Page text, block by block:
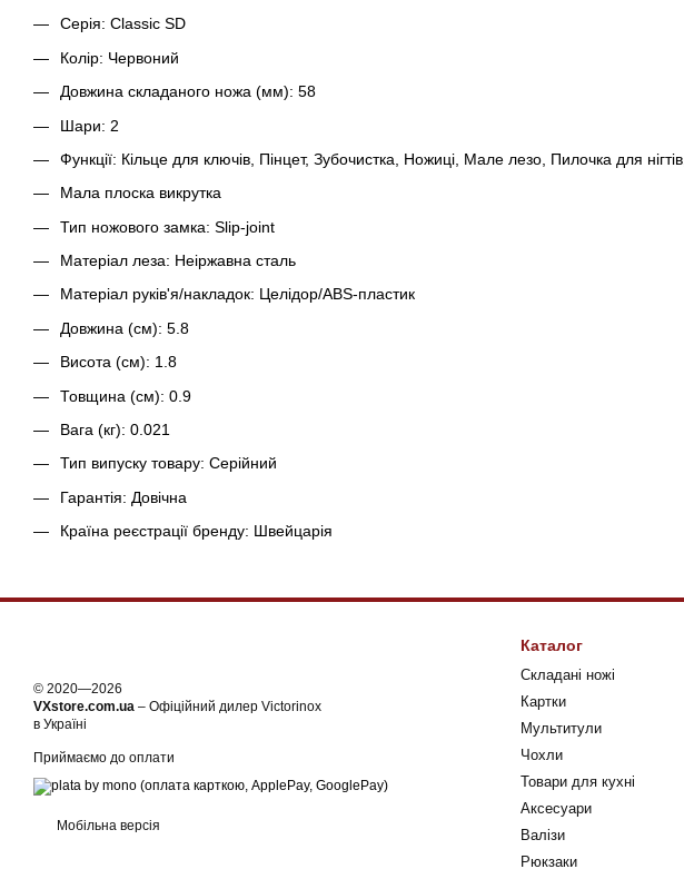
Серія: Classic SD
Колір: Червоний
Довжина складаного ножа (мм): 58
Шари: 2
Функції: Кільце для ключів, Пінцет, Зубочистка, Ножиці, Мале лезо, Пилочка для нігтів,
Мала плоска викрутка
Тип ножового замка: Slip-joint
Матеріал леза: Неіржавна сталь
Матеріал руків'я/накладок: Целідор/ABS-пластик
Довжина (cм): 5.8
Висота (см): 1.8
Товщина (см): 0.9
Вага (кг): 0.021
Тип випуску товару: Серійний
Гарантія: Довічна
Країна реєстрації бренду: Швейцарія
© 2020—2026
VXstore.com.ua – Офіційний дилер Victorinox
в Україні
Приймаємо до оплати
Мобільна версія
Каталог
Складані ножі
Картки
Мультитули
Чохли
Товари для кухні
Аксесуари
Валізи
Рюкзаки